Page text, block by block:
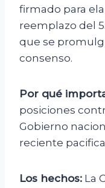
firmado para
reemplazo del
que se
consenso.
Por qué
posiciones
Gobierno
reciente
Los hechos: La